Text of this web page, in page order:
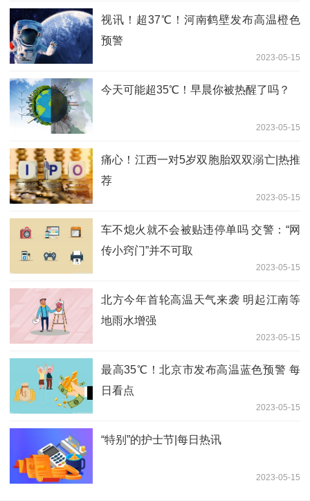
视讯！超37℃！河南鹤壁发布高温橙色
预警
2023-05-15
今天可能超35℃！早晨你被热醒了吗？
2023-05-15
痛心！江西一对5岁双胞胎双双溺亡|热推
荐
2023-05-15
车不熄火就不会被贴违停单吗 交警：“网
传小窍门”并不可取
2023-05-15
北方今年首轮高温天气来袭 明起江南等
地雨水增强
2023-05-15
最高35℃！北京市发布高温蓝色预警 每
日看点
2023-05-15
“特别”的护士节|每日热讯
2023-05-15